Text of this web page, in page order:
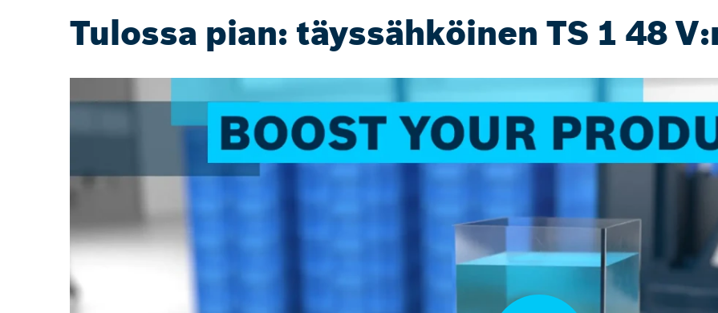
Tulossa pian: täyssähköinen TS 1 48